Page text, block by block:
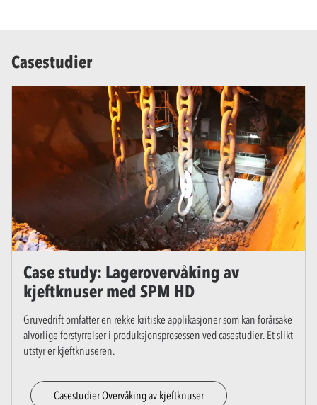
Casestudier
Case study: Lagerovervåking av
kjeftknuser med SPM HD
Gruvedrift omfatter en rekke kritiske applikasjoner som kan forårsake
alvorlige forstyrrelser i produksjonsprosessen ved casestudier. Et slikt
utstyr er kjeftknuseren.
Casestudier Overvåking av kjeftknuser